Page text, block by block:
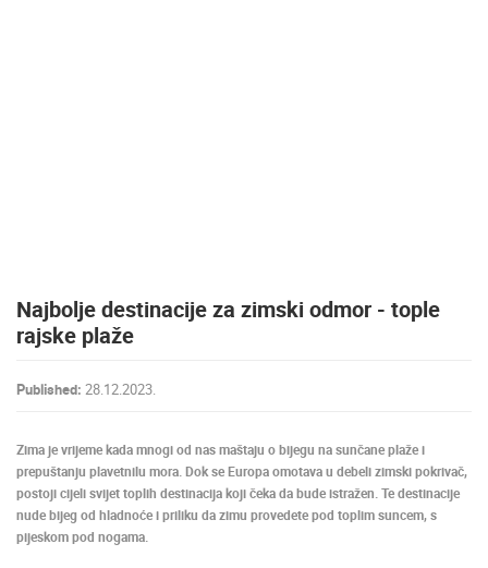
FOR NEW
WEBCAMS
USE
POLICY
BANNERS
Najbolje destinacije za zimski odmor - tople
rajske plaže
Published: 28.12.2023.
Zima je vrijeme kada mnogi od nas maštaju o bijegu na sunčane plaže i
prepuštanju plavetnilu mora. Dok se Europa omotava u debeli zimski pokrivač,
postoji cijeli svijet toplih destinacija koji čeka da bude istražen. Te destinacije
nude bijeg od hladnoće i priliku da zimu provedete pod toplim suncem, s
pijeskom pod nogama.